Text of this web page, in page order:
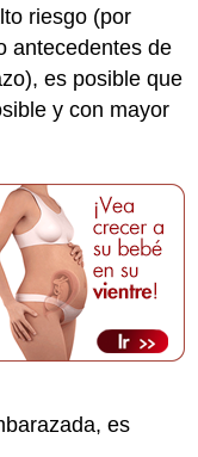
riesgo (por
antecedentes de
es posible que
y con mayor
es